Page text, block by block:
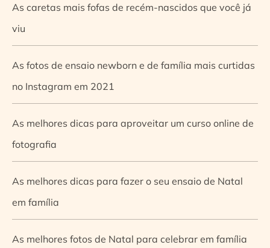
As caretas mais fofas de recém-nascidos que você já
viu
As fotos de ensaio newborn e de família mais curtidas
no Instagram em 2021
As melhores dicas para aproveitar um curso online de
fotografia
As melhores dicas para fazer o seu ensaio de Natal
em família
As melhores fotos de Natal para celebrar em família